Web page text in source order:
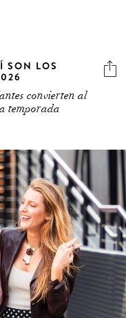
convierten al
temporada